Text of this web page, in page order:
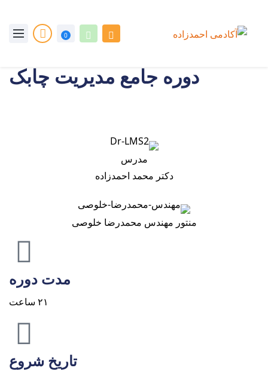
0
دوره جامع مدیریت چابک
مدرس
دکتر محمد احمدزاده
منتور مهندس محمدرضا خلوصی
مدت دوره
۲۱ ساعت
تاریخ شروع